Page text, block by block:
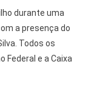
durante uma
a presença do
Todos os
Federal e a Caixa